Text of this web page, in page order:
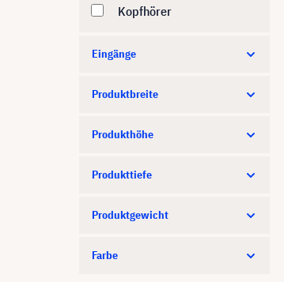
Kopfhörer
Eingänge
Produktbreite
Produkthöhe
Produkttiefe
Produktgewicht
Farbe